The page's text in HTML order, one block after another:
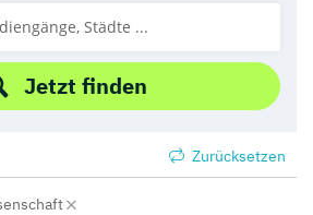
Jetzt finden
Zurücksetzen